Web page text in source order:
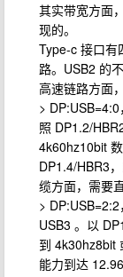
其实带宽方面
现的。
Type-c 接口有
路。USB2 的不
高速链路方面
>
照 DP1.2/
4k60hz10bit
DP1.4/HBR3
缆方面，需要
>
USB3 。以
到 4k30hz8bit
能力到达